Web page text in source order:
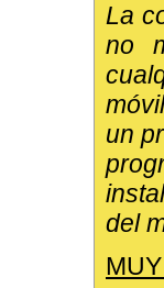
La
no
un
del